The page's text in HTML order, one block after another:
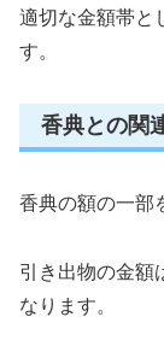
適切な金額帯と
す。
香典との関
香典の額の一部
引き出物の金額
なります。